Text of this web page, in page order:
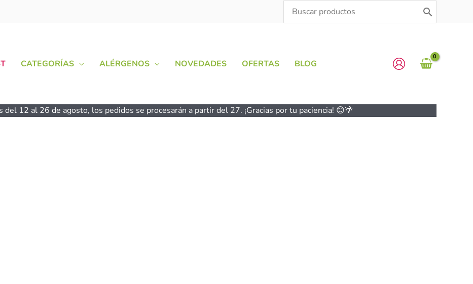
Search
for:
CATEGORÍAS ALÉRGENOS NOVEDADES OFERTAS BLOG
del 12 al 26 de agosto, los pedidos se procesarán a partir del 27. ¡Gracias por tu paciencia! 😊🌴